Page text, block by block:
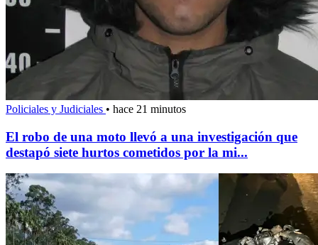
Policiales y Judiciales • hace 21 minutos
El robo de una moto llevó a una investigación que
destapó siete hurtos cometidos por la mi...